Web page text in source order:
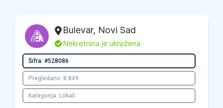
Bulevar, Novi Sad
L Nekretnina je uknjižena
Šifra: #528086
Pregledano: 8.849
Kategorija: Lokali